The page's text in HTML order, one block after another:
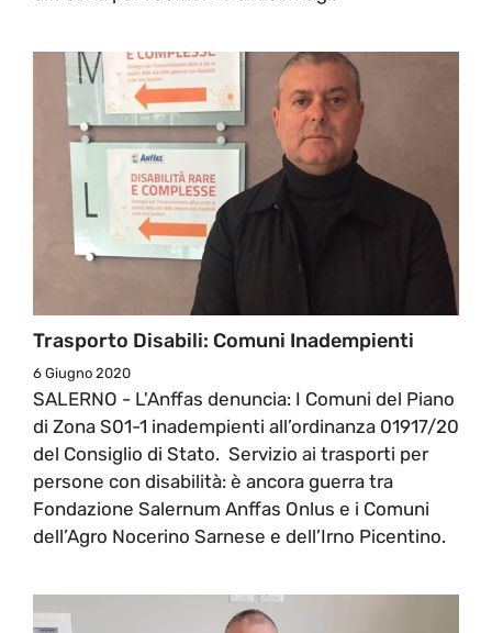
Trasporto Disabili: Comuni Inadempienti
6 Giugno 2020
SALERNO - L'Anffas denuncia: I Comuni del Piano
di Zona S01-1 inadempienti all’ordinanza 01917/20
del Consiglio di Stato. Servizio ai trasporti per
persone con disabilità: è ancora guerra tra
Fondazione Salernum Anffas Onlus e i Comuni
dell’Agro Nocerino Sarnese e dell’Irno Picentino.